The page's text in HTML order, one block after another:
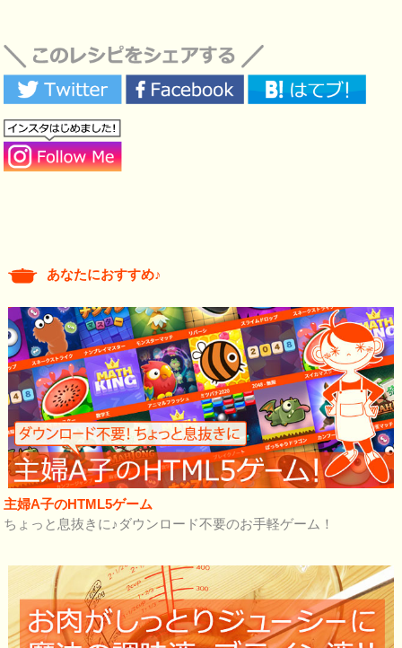
あなたにおすすめ♪
主婦A子のHTML5ゲーム
ちょっと息抜きに♪ダウンロード不要のお手軽ゲーム！